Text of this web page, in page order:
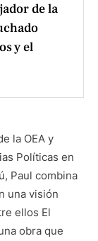
de la
y el
la OEA y
Políticas en
Paul combina
una visión
ellos El
obra que